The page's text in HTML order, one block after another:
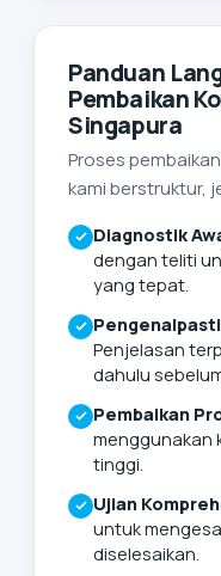
Panduan
Pembaikan
Singapura
Proses
kami berstruktur,
Diagnostik
dengan teliti
yang tepat.
Penjelasan
dahulu
Pembaikan
menggunakan
tinggi.
Ujian
untuk
diselesaikan.